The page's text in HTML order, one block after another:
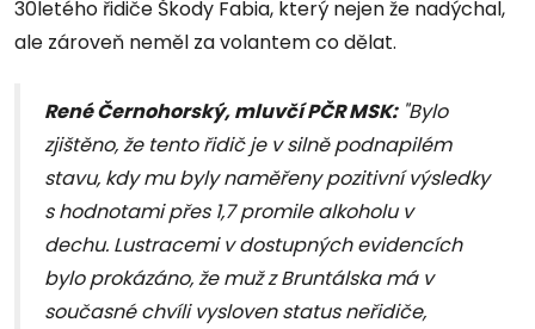
30letého řidiče Škody Fabia, který nejen že nadýchal,
ale zároveň neměl za volantem co dělat.
René Černohorský, mluvčí PČR MSK:"Bylo
zjištěno, že tento řidič je v silně podnapilém
stavu, kdy mu byly naměřeny pozitivní výsledky
s hodnotami přes 1,7 promile alkoholu v
dechu. Lustracemi v dostupných evidencích
bylo prokázáno, že muž z Bruntálska má v
současné chvíli vysloven status neřidiče,